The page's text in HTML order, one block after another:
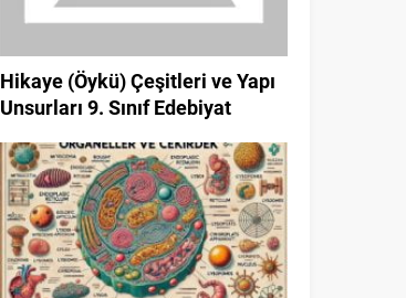
Hikaye (Öykü) Çeşitleri ve Yapı
Unsurları 9. Sınıf Edebiyat